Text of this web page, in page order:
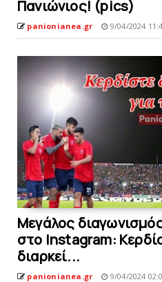
Πανιώνιος! (pics)
panionianea.gr 9/04/2024
Μεγάλος
στο Instagram:
διαρκεί...
panionianea.gr 9/04/2024